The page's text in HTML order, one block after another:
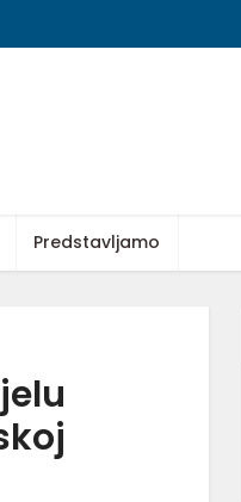
Predstavljamo